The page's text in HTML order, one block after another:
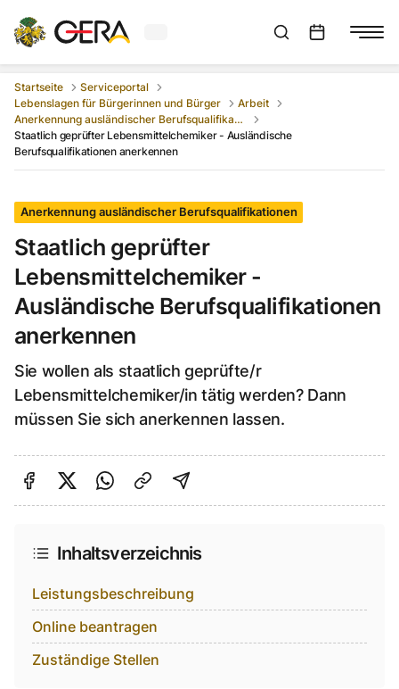
Aktuelles Wetter in GeraSuchleiste anzeigen
Startseite
Serviceportal
Lebenslagen für Bürgerinnen und Bürger
Arbeit
Anerkennung ausländischer Berufsqualifikationen
Staatlich geprüfter Lebensmittelchemiker - Ausländische
Berufsqualifikationen anerkennen
Anerkennung ausländischer Berufsqualifikationen
Staatlich geprüfter
Lebensmittelchemiker -
Ausländische Berufsqualifikationen
anerkennen
Sie wollen als staatlich geprüfte/r
Lebensmittelchemiker/in tätig werden? Dann
müssen Sie sich anerkennen lassen.
Auf Facebook teilen
Auf Twitter teilen
Per Link teilen
shareViaEmail
Inhaltsverzeichnis
Leistungsbeschreibung
Online beantragen
Zuständige Stellen